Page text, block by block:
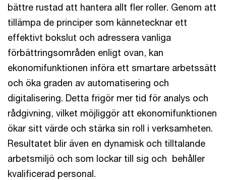
bättre rustad att hantera allt fler roller. Genom att
tillämpa de principer som kännetecknar ett
effektivt bokslut och adressera vanliga
förbättringsområden enligt ovan, kan
ekonomifunktionen införa ett smartare arbetssätt
och öka graden av automatisering och
digitalisering. Detta frigör mer tid för analys och
rådgivning, vilket möjliggör att ekonomifunktionen
ökar sitt värde och stärka sin roll i verksamheten.
Resultatet blir även en dynamisk och tilltalande
arbetsmiljö och som lockar till sig och behåller
kvalificerad personal.